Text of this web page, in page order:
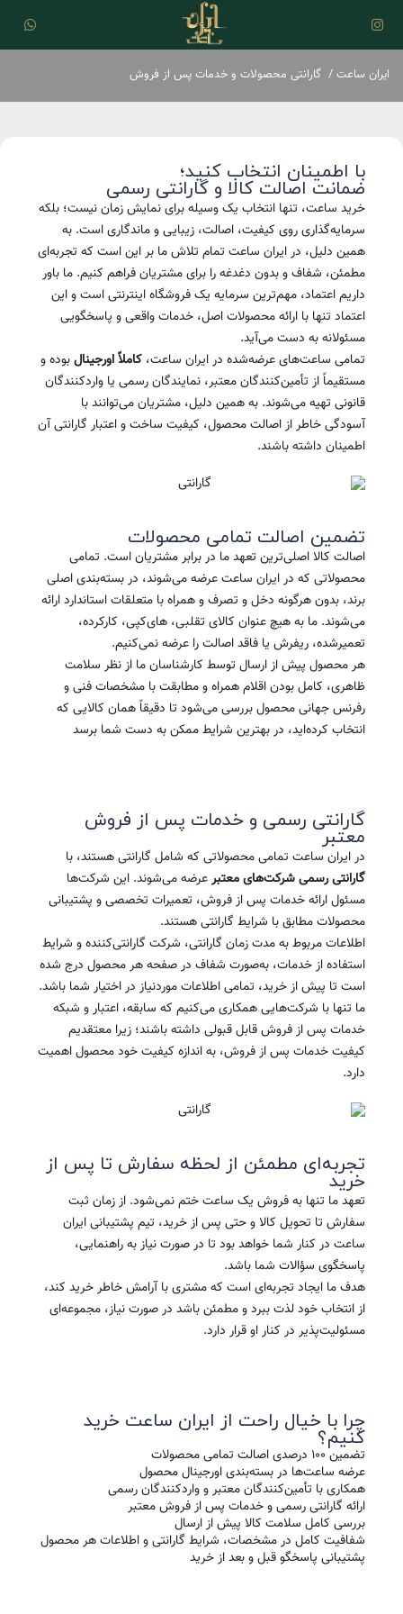
ایران ساعت / گارانتی محصولات و خدمات پس از فروش
با اطمینان انتخاب کنید؛
ضمانت اصالت کالا و گارانتی رسمی
خرید ساعت، تنها انتخاب یک وسیله برای نمایش زمان نیست؛ بلکه
سرمایه‌گذاری روی کیفیت، اصالت، زیبایی و ماندگاری است. به
همین دلیل، در ایران ساعت تمام تلاش ما بر این است که تجربه‌ای
مطمئن، شفاف و بدون دغدغه را برای مشتریان فراهم کنیم. ما باور
داریم اعتماد، مهم‌ترین سرمایه یک فروشگاه اینترنتی است و این
اعتماد تنها با ارائه محصولات اصل، خدمات واقعی و پاسخگویی
مسئولانه به دست می‌آید.
تمامی ساعت‌های عرضه‌شده در ایران ساعت، کاملاً اورجینالبوده و
مستقیماً از تأمین‌کنندگان معتبر، نمایندگان رسمی یا واردکنندگان
قانونی تهیه می‌شوند. به همین دلیل، مشتریان می‌توانند با
آسودگی خاطر از اصالت محصول، کیفیت ساخت و اعتبار گارانتی آن
اطمینان داشته باشند.
تضمین اصالت تمامی محصولات
اصالت کالا اصلی‌ترین تعهد ما در برابر مشتریان است. تمامی
محصولاتی که در ایران ساعت عرضه می‌شوند، در بسته‌بندی اصلی
برند، بدون هرگونه دخل و تصرف و همراه با متعلقات استاندارد ارائه
می‌شوند. ما به هیچ عنوان کالای تقلبی، های‌کپی، کارکرده،
تعمیرشده، ریفرش یا فاقد اصالت را عرضه نمی‌کنیم.
هر محصول پیش از ارسال توسط کارشناسان ما از نظر سلامت
ظاهری، کامل بودن اقلام همراه و مطابقت با مشخصات فنی و
رفرنس جهانی محصول بررسی می‌شود تا دقیقاً همان کالایی که
انتخاب کرده‌اید، در بهترین شرایط ممکن به دست شما برسد
گارانتی رسمی و خدمات پس از فروش
معتبر
در ایران ساعت تمامی محصولاتی که شامل گارانتی هستند، با
گارانتی رسمی شرکت‌های معتبرعرضه می‌شوند. این شرکت‌ها
مسئول ارائه خدمات پس از فروش، تعمیرات تخصصی و پشتیبانی
محصولات مطابق با شرایط گارانتی هستند.
اطلاعات مربوط به مدت زمان گارانتی، شرکت گارانتی‌کننده و شرایط
استفاده از خدمات، به‌صورت شفاف در صفحه هر محصول درج شده
است تا پیش از خرید، تمامی اطلاعات موردنیاز در اختیار شما باشد.
ما تنها با شرکت‌هایی همکاری می‌کنیم که سابقه، اعتبار و شبکه
خدمات پس از فروش قابل قبولی داشته باشند؛ زیرا معتقدیم
کیفیت خدمات پس از فروش، به اندازه کیفیت خود محصول اهمیت
دارد.
تجربه‌ای مطمئن از لحظه سفارش تا پس از
خرید
تعهد ما تنها به فروش یک ساعت ختم نمی‌شود. از زمان ثبت
سفارش تا تحویل کالا و حتی پس از خرید، تیم پشتیبانی ایران
ساعت در کنار شما خواهد بود تا در صورت نیاز به راهنمایی،
پاسخگوی سؤالات شما باشد.
هدف ما ایجاد تجربه‌ای است که مشتری با آرامش خاطر خرید کند،
از انتخاب خود لذت ببرد و مطمئن باشد در صورت نیاز، مجموعه‌ای
مسئولیت‌پذیر در کنار او قرار دارد.
چرا با خیال راحت از ایران ساعت خرید
کنیم؟
تضمین ۱۰۰ درصدی اصالت تمامی محصولات
عرضه ساعت‌ها در بسته‌بندی اورجینال محصول
همکاری با تأمین‌کنندگان معتبر و واردکنندگان رسمی
ارائه گارانتی رسمی و خدمات پس از فروش معتبر
بررسی کامل سلامت کالا پیش از ارسال
شفافیت کامل در مشخصات، شرایط گارانتی و اطلاعات هر محصول
پشتیبانی پاسخگو قبل و بعد از خرید